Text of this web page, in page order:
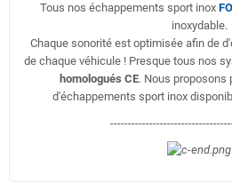
Tous nos échappements sport inox
inoxydable.
Chaque sonorité est optimisée afin de
de chaque véhicule ! Presque tous nos
homologués CE. Nous proposons
d'échappements sport inox